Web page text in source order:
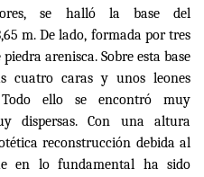
se halló la base del
m. De lado, formada por tres
arenisca. Sobre esta base
cuatro caras y unos leones
ello se encontró muy
dispersas. Con una altura
reconstrucción debida al
en lo fundamental ha sido